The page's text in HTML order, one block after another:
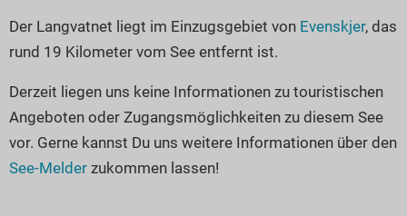
Österreich
Frankreich
Niederlande
Schweden
Der Langvatnet liegt im Einzugsgebiet von Evenskjer, das
rund 19 Kilometer vom See entfernt ist.
Derzeit liegen uns keine Informationen zu touristischen
Angeboten oder Zugangsmöglichkeiten zu diesem See
vor. Gerne kannst Du uns weitere Informationen über den
See-Melder zukommen lassen!